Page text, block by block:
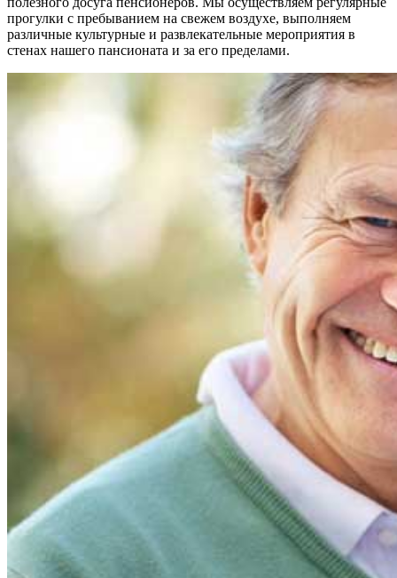
прогулки с пребыванием на свежем воздухе, выполняем
различные культурные и развлекательные мероприятия в
стенах нашего пансионата и за его пределами.